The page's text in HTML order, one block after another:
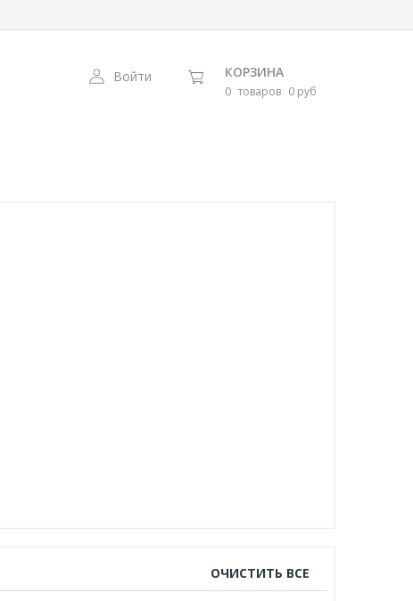
Войти КОРЗИНА
0 товаров 0 руб
ОЧИСТИТЬ ВСЕ